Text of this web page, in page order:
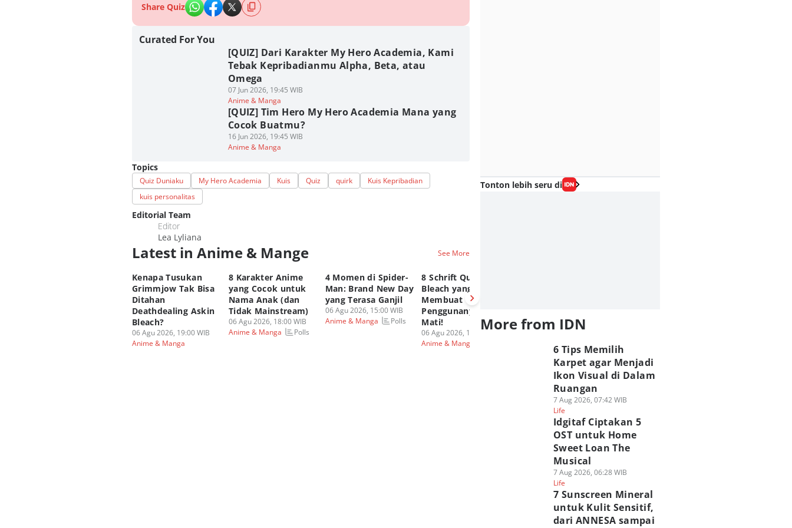
Share Quiz
Curated For You
[QUIZ] Dari Karakter My Hero Academia, Kami
Tebak Kepribadianmu Alpha, Beta, atau
Omega
07 Jun 2026, 19:45 WIB
Anime & Manga
[QUIZ] Tim Hero My Hero Academia Mana yang
Cocok Buatmu?
16 Jun 2026, 19:45 WIB
Anime & Manga
Topics
Quiz Duniaku My Hero Academia Kuis Quiz quirk
Kuis Kepribadian
kuis personalitas
Editorial Team
Editor
Lea Lyliana
Latest in Anime & Mange See More
Kenapa Tusukan
Grimmjow Tak Bisa
Ditahan
Deathdealing Askin
Bleach?
06 Agu 2026, 19:00 WIB
Anime & Manga
8 Karakter Anime
yang Cocok untuk
Nama Anak (dan
Tidak Mainstream)
06 Agu 2026, 18:00 WIB
Anime & Manga
Polls
4 Momen di Spider-
Man: Brand New Day
yang Terasa Ganjil
06 Agu 2026, 15:00 WIB
Anime & Manga
Polls
8 Schrift Quincy
Bleach yang
Membuat
Penggunanya Susah
Mati!
06 Agu 2026, 14:00 WIB
Anime & Manga
06 Agu 2026, 11:00 WIB
Anime & Manga
Polls
Tonton lebih seru di
More from IDN
6 Tips Memilih
Karpet agar Menjadi
Ikon Visual di Dalam
Ruangan
7 Aug 2026, 07:42 WIB
Life
Idgitaf Ciptakan 5
OST untuk Home
Sweet Loan The
Musical
7 Aug 2026, 06:28 WIB
Life
7 Sunscreen Mineral
untuk Kulit Sensitif,
dari ANNESA sampai